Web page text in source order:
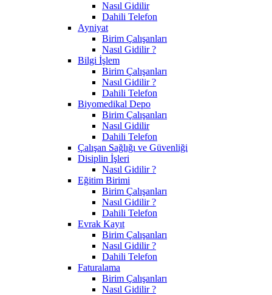
Nasıl Gidilir
Dahili Telefon
Ayniyat
Birim Çalışanları
Nasıl Gidilir ?
Bilgi İşlem
Birim Çalışanları
Nasıl Gidilir ?
Dahili Telefon
Biyomedikal Depo
Birim Çalışanları
Nasıl Gidilir
Dahili Telefon
Çalışan Sağlığı ve Güvenliği
Disiplin İşleri
Nasıl Gidilir ?
Eğitim Birimi
Birim Çalışanları
Nasıl Gidilir ?
Dahili Telefon
Evrak Kayıt
Birim Çalışanları
Nasıl Gidilir ?
Dahili Telefon
Faturalama
Birim Çalışanları
Nasıl Gidilir ?